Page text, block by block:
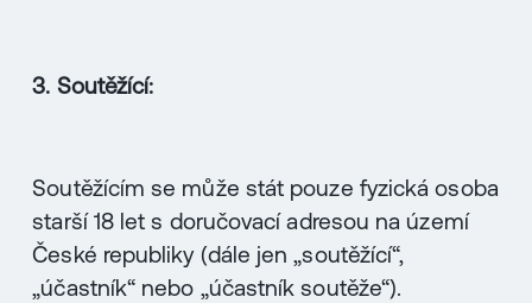
3. Soutěžící:
Soutěžícím se může stát pouze fyzická osoba
starší 18 let s doručovací adresou na území
České republiky (dále jen „soutěžící“,
„účastník“ nebo „účastník soutěže“).